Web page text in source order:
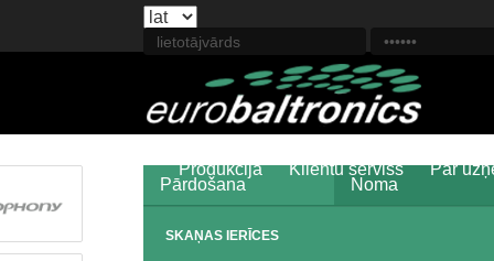
Produkcija Klientu serviss
Par
Pārdošana
Noma
SKAŅAS IERĪCES